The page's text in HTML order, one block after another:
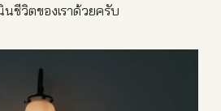
นชีวิตของเราด้วยครับ